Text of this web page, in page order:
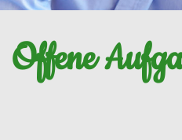
Offene